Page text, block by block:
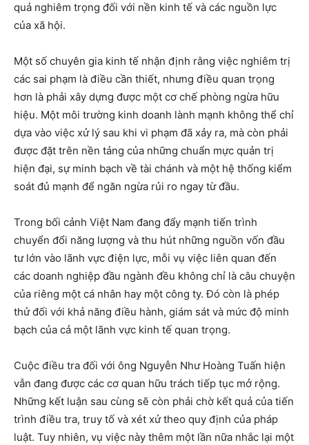
quả nghiêm trọng đối với nền kinh tế và các nguồn lực
của xã hội.
Một số chuyên gia kinh tế nhận định rằng việc nghiêm trị
các sai phạm là điều cần thiết, nhưng điều quan trọng
hơn là phải xây dựng được một cơ chế phòng ngừa hữu
hiệu. Một môi trường kinh doanh lành mạnh không thể chỉ
dựa vào việc xử lý sau khi vi phạm đã xảy ra, mà còn phải
được đặt trên nền tảng của những chuẩn mực quản trị
hiện đại, sự minh bạch về tài chánh và một hệ thống kiểm
soát đủ mạnh để ngăn ngừa rủi ro ngay từ đầu.
Trong bối cảnh Việt Nam đang đẩy mạnh tiến trình
chuyển đổi năng lượng và thu hút những nguồn vốn đầu
tư lớn vào lãnh vực điện lực, mỗi vụ việc liên quan đến
các doanh nghiệp đầu ngành đều không chỉ là câu chuyện
của riêng một cá nhân hay một công ty. Đó còn là phép
thử đối với khả năng điều hành, giám sát và mức độ minh
bạch của cả một lãnh vực kinh tế quan trọng.
Cuộc điều tra đối với ông Nguyễn Như Hoàng Tuấn hiện
vẫn đang được các cơ quan hữu trách tiếp tục mở rộng.
Những kết luận sau cùng sẽ còn phải chờ kết quả của tiến
trình điều tra, truy tố và xét xử theo quy định của pháp
luật. Tuy nhiên, vụ việc này thêm một lần nữa nhắc lại một